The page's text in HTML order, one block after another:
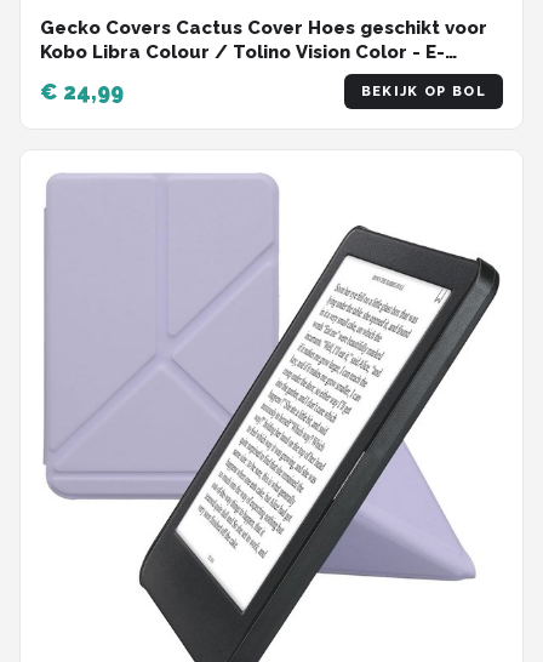
Gecko Covers Cactus Cover Hoes geschikt voor
Kobo Libra Colour / Tolino Vision Color - E-
reader Hoes - Slaap/Wake functie - Zwart
€ 24,99 BEKIJK OP BOL